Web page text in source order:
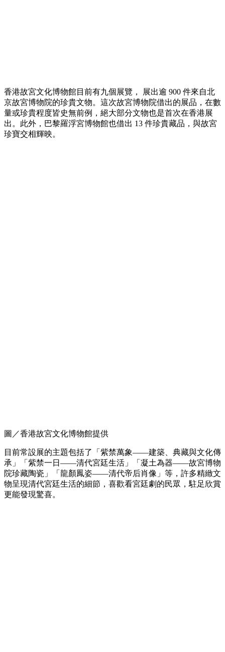
香港故宮文化博物館目前有九個展覽， 展出逾 900 件來自北
京故宮博物院的珍貴文物。這次故宮博物院借出的展品，在數
量或珍貴程度皆史無前例，絕大部分文物也是首次在香港展
出。此外，巴黎羅浮宮博物館也借出 13 件珍貴藏品，與故宮
珍寶交相輝映。
圖／香港故宮文化博物館提供
目前常設展的主題包括了「紫禁萬象——建築、典藏與文化傳
承」「紫禁一日——清代宮廷生活」「凝土為器——故宮博物
院珍藏陶瓷」「龍顏鳳姿——清代帝后肖像」等，許多精緻文
物呈現清代宮廷生活的細節，喜歡看宮廷劇的民眾，駐足欣賞
更能發現驚喜。